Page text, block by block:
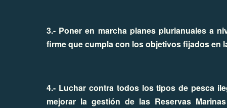
3.- Poner en marcha planes plurianuales a
firme que cumpla con los objetivos fijados en
4.- Luchar contra todos los tipos de pesca
mejorar la gestión de las Reservas